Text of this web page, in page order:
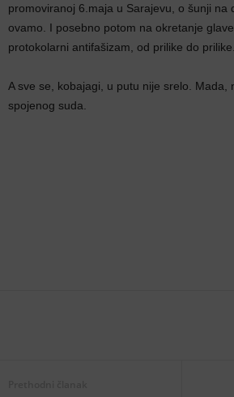
promoviranoj 6.maja u Sarajevu, o šunji na
ovamo. I posebno potom na okretanje
protokolarni antifašizam, od prilike do prilike.
A sve se, kobajagi, u putu nije srelo. Mada,
spojenog suda.